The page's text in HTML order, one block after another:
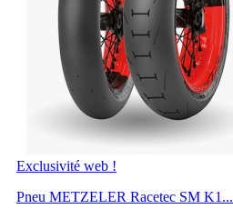
Exclusivité web !
Pneu METZELER Racetec SM K1...